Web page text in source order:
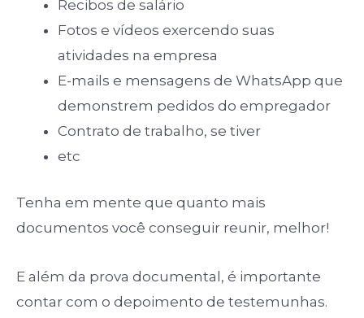
Recibos de salário
Fotos e vídeos exercendo suas
atividades na empresa
E-mails e mensagens de WhatsApp que
demonstrem pedidos do empregador
Contrato de trabalho, se tiver
etc
Tenha em mente que quanto mais
documentos você conseguir reunir, melhor!
E além da prova documental, é importante
contar com o depoimento de testemunhas.